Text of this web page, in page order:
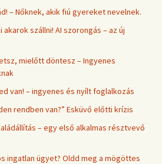
– Nőknek, akik fiú gyereket nevelnek.
szállni! AI szorongás – az új
mielőtt döntesz – Ingyenes
van! – ingyenes és nyílt foglalkozás
rendben van?” Esküvő előtti krízis
– egy első alkalmas résztvevő
ingatlan ügyet? Oldd meg a mögöttes